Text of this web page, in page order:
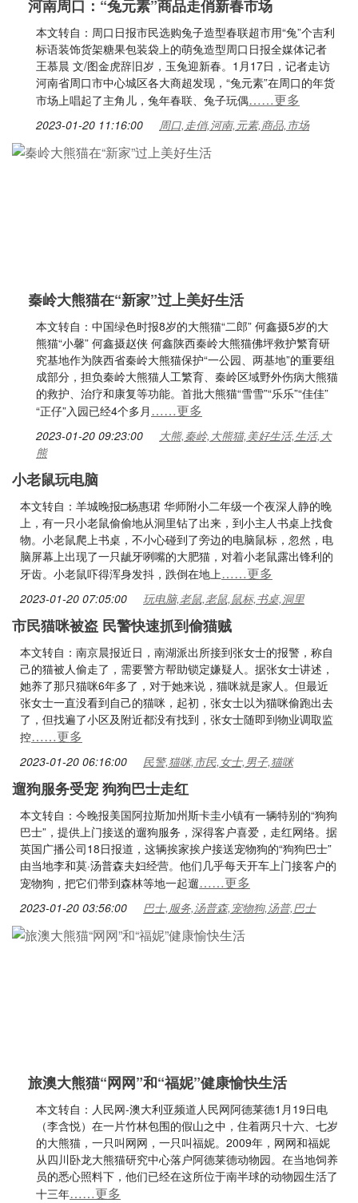
河南周口：“兔元素”商品走俏新春市场
本文转自：周口日报市民选购兔子造型春联超市用“兔”个吉利
标语装饰货架糖果包装袋上的萌兔造型周口日报全媒体记者
王慕晨 文/图金虎辞旧岁，玉兔迎新春。1月17日，记者走访
河南省周口市中心城区各大商超发现，“兔元素”在周口的年货
市场上唱起了主角儿，兔年春联、兔子玩偶……更多
2023-01-20 11:16:00 周口,走俏,河南,元素,商品,市场
秦岭大熊猫在“新家”过上美好生活
本文转自：中国绿色时报8岁的大熊猫“二郎” 何鑫摄5岁的大
熊猫“小馨” 何鑫摄赵侠 何鑫陕西秦岭大熊猫佛坪救护繁育研
究基地作为陕西省秦岭大熊猫保护“一公园、两基地”的重要组
成部分，担负秦岭大熊猫人工繁育、秦岭区域野外伤病大熊猫
的救护、治疗和康复等功能。首批大熊猫“雪雪”“乐乐”“佳佳”
“正仔”入园已经4个多月 ……更多
2023-01-20 09:23:00
大熊,秦岭,大熊猫,美好生活,生活,大
熊
小老鼠玩电脑
本文转自：羊城晚报□杨惠珺 华师附小二年级一个夜深人静的晚
上，有一只小老鼠偷偷地从洞里钻了出来，到小主人书桌上找食
物。小老鼠爬上书桌，不小心碰到了旁边的电脑鼠标，忽然，电
脑屏幕上出现了一只龇牙咧嘴的大肥猫，对着小老鼠露出锋利的
牙齿。小老鼠吓得浑身发抖，跌倒在地上……更多
2023-01-20 07:05:00 玩电脑,老鼠,老鼠,鼠标,书桌,洞里
市民猫咪被盗 民警快速抓到偷猫贼
本文转自：南京晨报近日，南湖派出所接到张女士的报警，称自
己的猫被人偷走了，需要警方帮助锁定嫌疑人。据张女士讲述，
她养了那只猫咪6年多了，对于她来说，猫咪就是家人。但最近
张女士一直没看到自己的猫咪，起初，张女士以为猫咪偷跑出去
了，但找遍了小区及附近都没有找到，张女士随即到物业调取监
控……更多
2023-01-20 06:16:00 民警,猫咪,市民,女士,男子,猫咪
遛狗服务受宠 狗狗巴士走红
本文转自：今晚报美国阿拉斯加州斯卡圭小镇有一辆特别的“狗狗
巴士”，提供上门接送的遛狗服务，深得客户喜爱，走红网络。据
英国广播公司18日报道，这辆挨家挨户接送宠物狗的“狗狗巴士”
由当地李和莫·汤普森夫妇经营。他们几乎每天开车上门接客户的
宠物狗，把它们带到森林等地一起遛……更多
2023-01-20 03:56:00 巴士,服务,汤普森,宠物狗,汤普,巴士
旅澳大熊猫“网网”和“福妮”健康愉快生活
本文转自：人民网-澳大利亚频道人民网阿德莱德1月19日电
（李含悦）在一片竹林包围的假山之中，住着两只十六、七岁
的大熊猫，一只叫网网，一只叫福妮。2009年，网网和福妮
从四川卧龙大熊猫研究中心落户阿德莱德动物园。在当地饲养
员的悉心照料下，他们已经在这所位于南半球的动物园生活了
十三年……更多